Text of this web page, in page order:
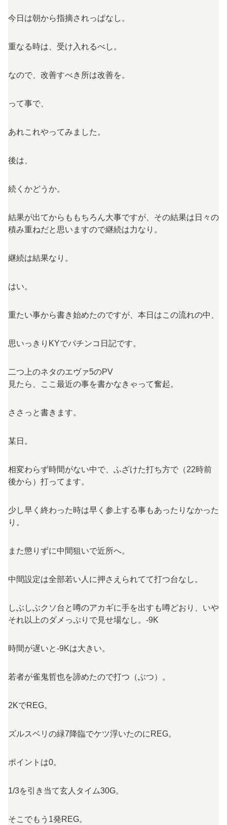
今日は朝から指摘されっぱなし。
重なる時は、受け入れるべし。
なので、改善すべき所は改善を。
って事で、
あれこれやってみました。
後は、
続くかどうか。
結果が出てからももちろん大事ですが、その結果は日々の
積み重ねだと思いますので継続は力なり。
継続は結果なり。
はい。
重たい事から書き始めたのですが、本日はこの流れの中、
思いっきりKYでパチンコ日記です。
二つ上のネタのエヴァ5のPV
見たら、ここ最近の事を書かなきゃって奮起。
ささっと書きます。
某日。
相変わらず時間がない中で、ふざけた打ち方で（22時前
後から）打ってます。
少し早く終わった時は早く参上する事もあったりなかった
り。
また懲りずに中間狙いで近所へ。
中間設定は全部若い人に押さえられてて打つ台なし。
しぶしぶクソ台と噂のアカギに手を出すも噂どおり、いや
それ以上のダメっぷりで見せ場なし。-9K
時間が遅いと-9Kは大きい。
若者が雀鬼哲也を諦めたので打つ（ぶつ）。
2KでREG。
ズルスベリの緑7降臨でケツ浮いたのにREG。
ポイントは0。
1/3を引き当て玄人タイム30G。
そこでもう1発REG。